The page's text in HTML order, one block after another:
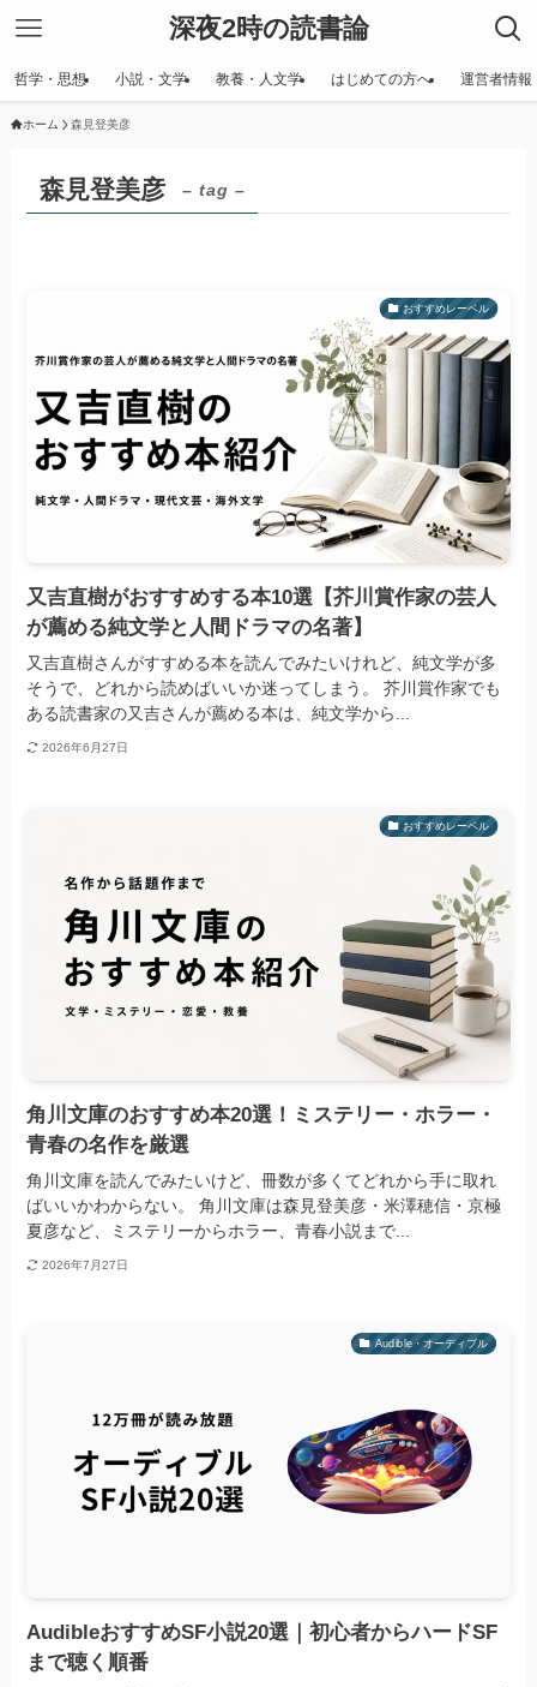
深夜2時の読書論
哲学・思想 小説・文学 教養・人文学 はじめての方へ 運営者情報
ホーム 森見登美彦
森見登美彦 – tag –
おすすめレーベル
又吉直樹がおすすめする本10選【芥川賞作家の芸人
が薦める純文学と人間ドラマの名著】
又吉直樹さんがすすめる本を読んでみたいけれど、純文学が多
そうで、どれから読めばいいか迷ってしまう。 芥川賞作家でも
ある読書家の又吉さんが薦める本は、純文学から...
2026年6月27日
おすすめレーベル
角川文庫のおすすめ本20選！ミステリー・ホラー・
青春の名作を厳選
角川文庫を読んでみたいけど、冊数が多くてどれから手に取れ
ばいいかわからない。 角川文庫は森見登美彦・米澤穂信・京極
夏彦など、ミステリーからホラー、青春小説まで...
2026年7月27日
Audible・オーディブル
AudibleおすすめSF小説20選｜初心者からハードSF
まで聴く順番